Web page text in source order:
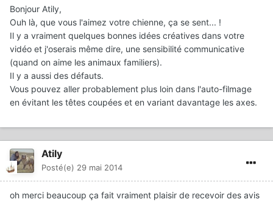
Bonjour Atily,
Ouh là, que vous l'aimez votre chienne, ça se sent... !
Il y a vraiment quelques bonnes idées créatives dans votre
vidéo et j'oserais même dire, une sensibilité communicative
(quand on aime les animaux familiers).
Il y a aussi des défauts.
Vous pouvez aller probablement plus loin dans l'auto-filmage
en évitant les têtes coupées et en variant davantage les axes.
Atily
Posté(e) 29 mai 2014
oh merci beaucoup ça fait vraiment plaisir de recevoir des avis